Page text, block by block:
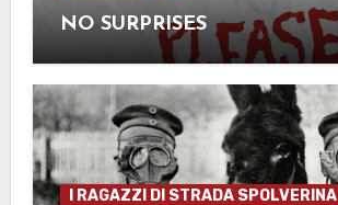
NO SURPRISES
I RAGAZZI DI STRADA SPOLVERINA